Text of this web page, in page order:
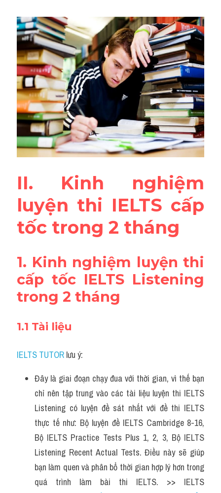
Vocabulary
II. Kinh nghiệm
luyện thi IELTS cấp
tốc trong 2 tháng
1. Kinh nghiệm luyện thi
cấp tốc IELTS Listening
trong 2 tháng
1.1 Tài liệu
IELTS TUTOR lưu ý:
Đây là giai đoạn chạy đua với thời gian, vì thế bạn
chỉ nên tập trung vào các tài liệu luyện thi IELTS
Listening có luyện đề sát nhất với đề thi IELTS
thực tế như: Bộ luyện đề IELTS Cambridge 8-16,
Bộ IELTS Practice Tests Plus 1, 2, 3, Bộ IELTS
Listening Recent Actual Tests. Điều này sẽ giúp
bạn làm quen và phân bổ thời gian hợp lý hơn trong
quá trình làm bài thi IELTS. >> IELTS